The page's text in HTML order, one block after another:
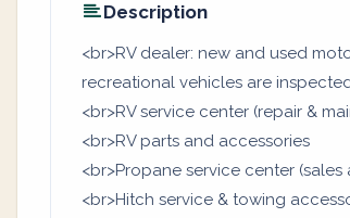
Description
<br>RV dealer: new and used
recreational vehicles are
<br>RV service center (repair &
<br>RV parts and accessories
<br>Propane service center (sales
<br>Hitch service & towing